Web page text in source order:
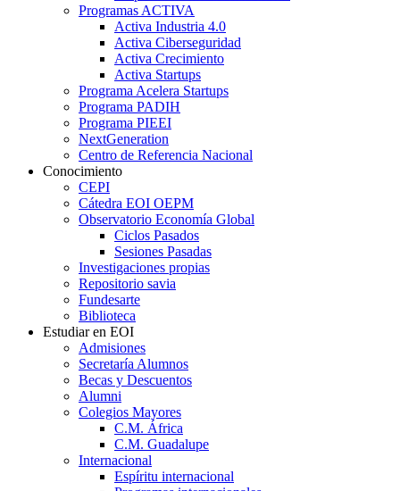
Programas ACTIVA
Activa Industria 4.0
Activa Ciberseguridad
Activa Crecimiento
Activa Startups
Programa Acelera Startups
Programa PADIH
Programa PIEEI
NextGeneration
Centro de Referencia Nacional
Conocimiento
CEPI
Cátedra EOI OEPM
Observatorio Economía Global
Ciclos Pasados
Sesiones Pasadas
Investigaciones propias
Repositorio savia
Fundesarte
Biblioteca
Estudiar en EOI
Admisiones
Secretaría Alumnos
Becas y Descuentos
Alumni
Colegios Mayores
C.M. África
C.M. Guadalupe
Internacional
Espíritu internacional